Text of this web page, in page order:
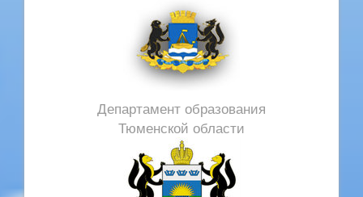
Департамент образования
Тюменской области